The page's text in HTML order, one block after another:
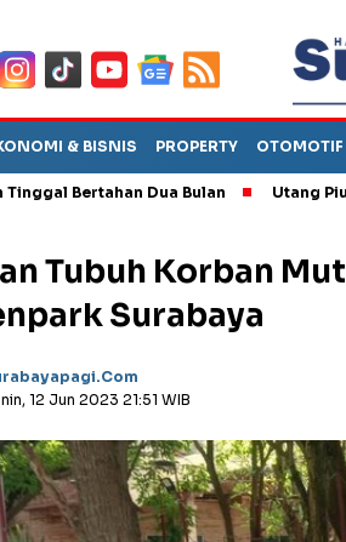
& BISNIS PROPERTY OTOMOTIF
Dua Bulan Utang Piutang
Tubuh Korban
Surabaya
12 Jun 2023 21:51 WIB